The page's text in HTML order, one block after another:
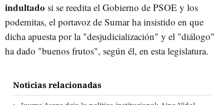
indultado si se reedita el Gobierno de PSOE y los
podemitas, el portavoz de Sumar ha insistido en que
dicha apuesta por la "desjudicialización" y el "diálogo"
ha dado "buenos frutos", según él, en esta legislatura.
Noticias relacionadas